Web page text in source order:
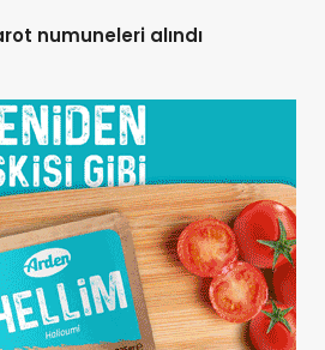
numuneleri alındı